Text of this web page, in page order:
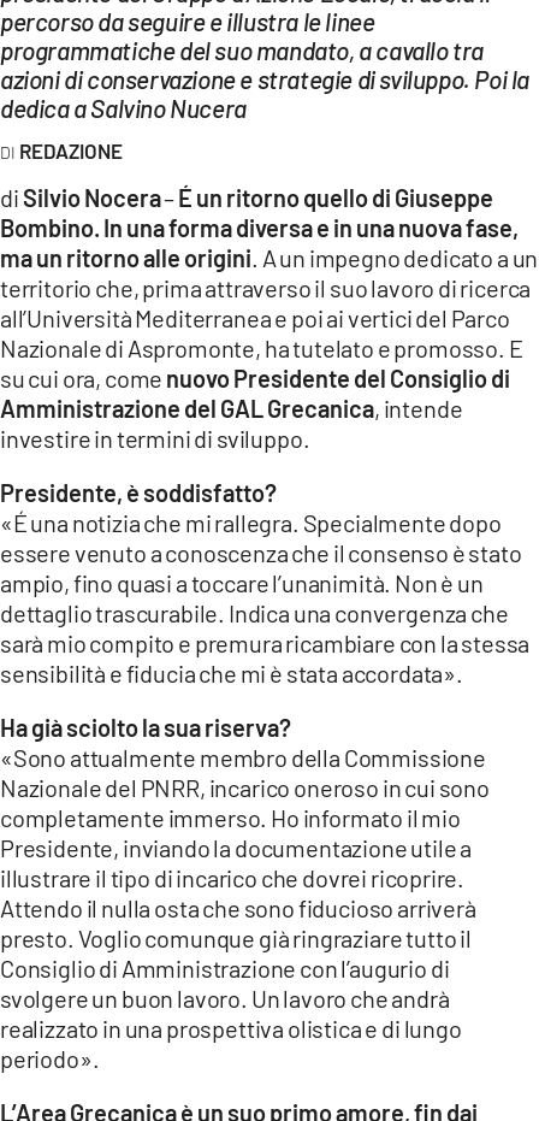
LaC
Network
LACONAIR.IT
LACITYMAG.IT
ILREGGINO.IT
COSENZACHANNEL.IT
ILVIBONESE.IT
CATANZAROCHANNEL.IT
LACAPITALENEWS.IT
App
ANDROID
percorso da seguire e illustra le linee
programmatiche del suo mandato, a cavallo tra
azioni di conservazione e strategie di sviluppo. Poi la
dedica a Salvino Nucera
REDAZIONE
diSilvio Nocera–É un ritorno quello di Giuseppe
Bombino. In una forma diversa e in una nuova fase,
ma un ritorno alle origini . A un impegno dedicato a un
territorio che, prima attraverso il suo lavoro di ricerca
all’Università Mediterranea e poi ai vertici del Parco
Nazionale di Aspromonte, ha tutelato e promosso. E
su cui ora, come nuovo Presidente del Consiglio di
Amministrazione del GAL Grecanica, intende
investire in termini di sviluppo.
Presidente, è soddisfatto?
«É una notizia che mi rallegra. Specialmente dopo
essere venuto a conoscenza che il consenso è stato
ampio, fino quasi a toccare l’unanimità. Non è un
dettaglio trascurabile. Indica una convergenza che
sarà mio compito e premura ricambiare con la stessa
sensibilità e fiducia che mi è stata accordata».
Ha già sciolto la sua riserva?
«Sono attualmente membro della Commissione
Nazionale del PNRR, incarico oneroso in cui sono
completamente immerso. Ho informato il mio
Presidente, inviando la documentazione utile a
illustrare il tipo di incarico che dovrei ricoprire.
Attendo il nulla osta che sono fiducioso arriverà
presto. Voglio comunque già ringraziare tutto il
Consiglio di Amministrazione con l’augurio di
svolgere un buon lavoro. Un lavoro che andrà
realizzato in una prospettiva olistica e di lungo
periodo».
L’Area Grecanica è un suo primo amore, fin dai